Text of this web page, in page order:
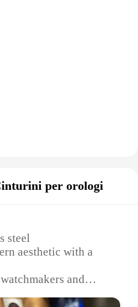
per orologi
steel
aesthetic with a
and